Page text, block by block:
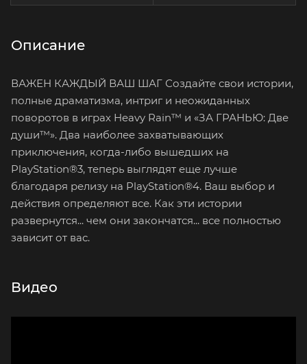
Описание
ВАЖЕН КАЖДЫЙ ВАШ ШАГ Создайте свои истории,
полные драматизма, интриг и неожиданных
поворотов в играх Heavy Rain™ и «ЗА ГРАНЬЮ: Две
души™». Два наиболее захватывающих
приключения, когда-либо вышедших на
PlayStation®3, теперь выглядят еще лучше
благодаря релизу на PlayStation®4. Ваш выбор и
действия определяют все. Как эти истории
развернутся... чем они закончатся... все полностью
зависит от вас.
Видео